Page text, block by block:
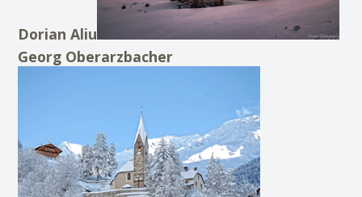
Dorian Aliu
Georg Oberarzbacher